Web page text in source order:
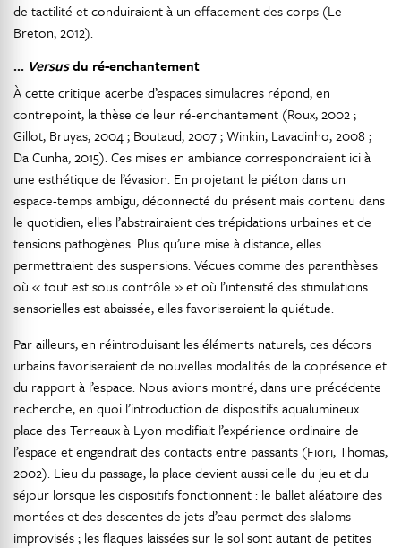
de tactilité et conduiraient à un effacement des corps (Le
Breton, 2012).
… Versusdu ré-enchantement
À cette critique acerbe d’espaces simulacres répond, en
contrepoint, la thèse de leur ré-enchantement (Roux, 2002 ;
Gillot, Bruyas, 2004 ; Boutaud, 2007 ; Winkin, Lavadinho, 2008 ;
Da Cunha, 2015). Ces mises en ambiance correspondraient ici à
une esthétique de l’évasion. En projetant le piéton dans un
espace-temps ambigu, déconnecté du présent mais contenu dans
le quotidien, elles l’abstrairaient des trépidations urbaines et de
tensions pathogènes. Plus qu’une mise à distance, elles
permettraient des suspensions. Vécues comme des parenthèses
où « tout est sous contrôle » et où l’intensité des stimulations
sensorielles est abaissée, elles favoriseraient la quiétude.
Par ailleurs, en réintroduisant les éléments naturels, ces décors
urbains favoriseraient de nouvelles modalités de la coprésence et
du rapport à l’espace. Nous avions montré, dans une précédente
recherche, en quoi l’introduction de dispositifs aqualumineux
place des Terreaux à Lyon modifiait l’expérience ordinaire de
l’espace et engendrait des contacts entre passants (Fiori, Thomas,
2002). Lieu du passage, la place devient aussi celle du jeu et du
séjour lorsque les dispositifs fonctionnent : le ballet aléatoire des
montées et des descentes de jets d’eau permet des slaloms
improvisés ; les flaques laissées sur le sol sont autant de petites